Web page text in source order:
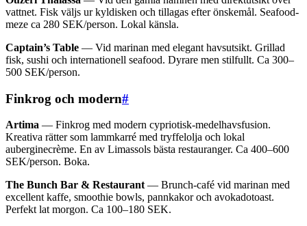
vattnet. Fisk väljs ur kyldisken och tillagas efter önskemål. Seafood-
meze ca 280 SEK/person. Lokal känsla.
Captain’s Table — Vid marinan med elegant havsutsikt. Grillad
fisk, sushi och internationell seafood. Dyrare men stilfullt. Ca 300–
500 SEK/person.
Finkrog och modern#
Artima — Finkrog med modern cypriotisk-medelhavsfusion.
Kreativa rätter som lammkarré med tryffelolja och lokal
auberginecrème. En av Limassols bästa restauranger. Ca 400–600
SEK/person. Boka.
The Bunch Bar & Restaurant— Brunch-café vid marinan med
excellent kaffe, smoothie bowls, pannkakor och avokadotoast.
Perfekt lat morgon. Ca 100–180 SEK.